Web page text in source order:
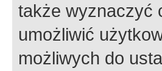
także wyznaczyć
umożliwić
możliwych do